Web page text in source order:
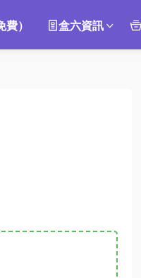
） 盒六資訊